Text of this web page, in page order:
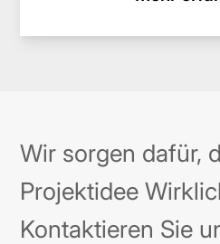
Wir sorgen dafür,
Projektidee
Kontaktieren Sie